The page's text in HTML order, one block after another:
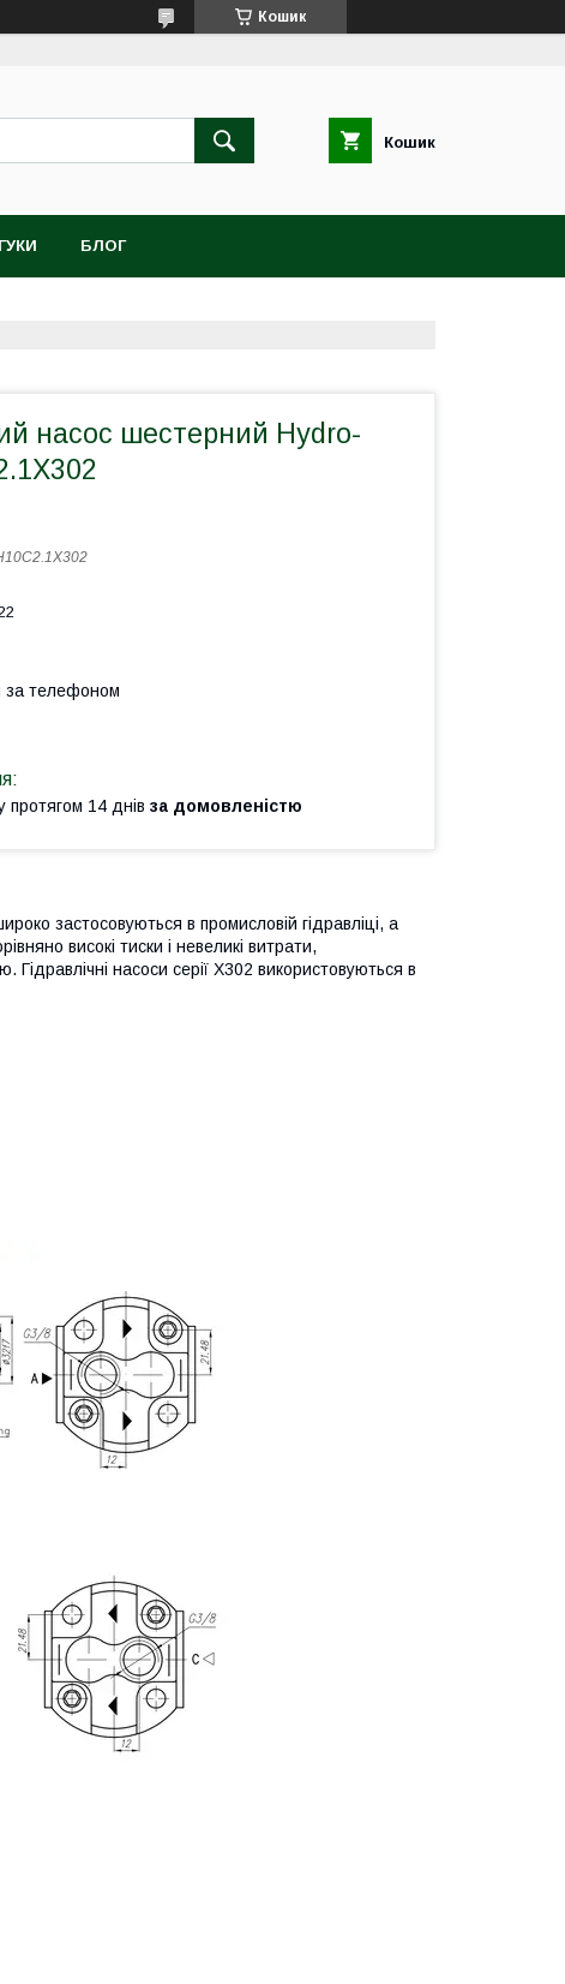
Кошик
Кошик
БЛОГ
насос шестерний Hydro-
за телефоном
протягом 14 днів за домовленістю
застосовуються в промисловій гідравліці, а
високі тиски і невеликі витрати,
Гідравлічні насоси серії X302 використовуються в